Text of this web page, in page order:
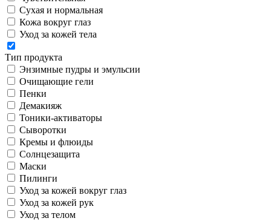
Сухая и нормальная
Кожа вокруг глаз
Уход за кожей тела
Тип продукта
Энзимные пудры и эмульсии
Очищающие гели
Пенки
Демакияж
Тоники-активаторы
Сыворотки
Кремы и флюиды
Солнцезащита
Маски
Пилинги
Уход за кожей вокруг глаз
Уход за кожей рук
Уход за телом